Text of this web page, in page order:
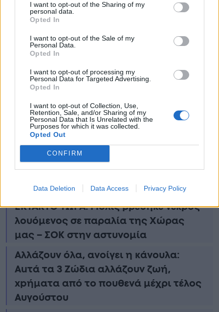
I want to opt-out of the Sharing of my
personal data.
Opted In
I want to opt-out of the Sale of my
Personal Data.
Opted In
I want to opt-out of processing my
Personal Data for Targeted Advertising.
Opted In
I want to opt-out of Collection, Use,
Retention, Sale, and/or Sharing of my
Personal Data that Is Unrelated with the
Purposes for which it was collected.
Opted Out
CONFIRM
Data Deletion Data Access Privacy Policy
ΕΚΤΑΚΤΟ ΤΩΡΑ: Μόλις βρέθηκε νεκρός
λουόμενος σε παραλία της Χώρας
μας – ΣΟΚ στην αστυνομία
Αλλάζουν όλα, ανοίγει η κάνουλα:
Αuτά τα 3 Zώδια αλλάζουν ζωή,
xpήματα από το πουθενά μέχρι τέλος
Αυγούστου